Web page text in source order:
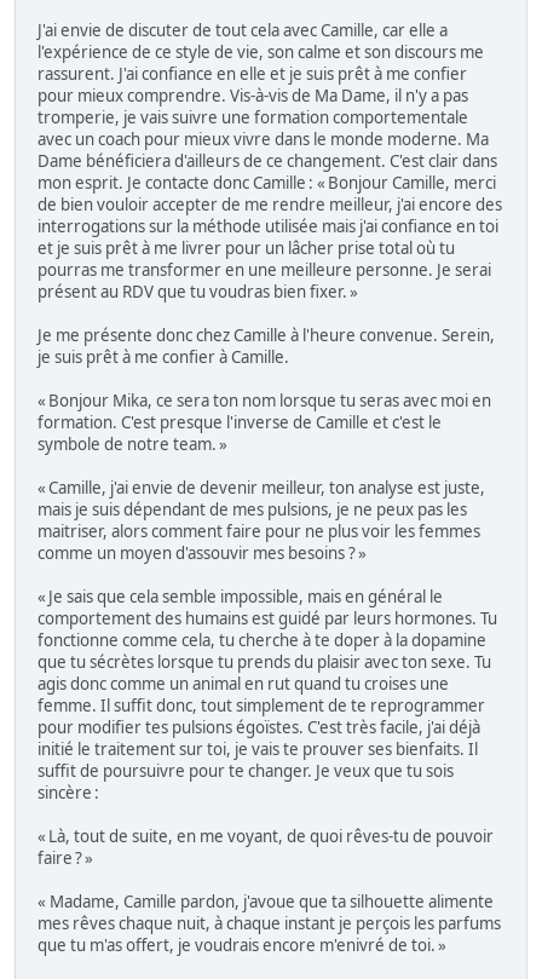
J'ai envie de discuter de tout cela avec Camille, car elle a
l'expérience de ce style de vie, son calme et son discours me
rassurent. J'ai confiance en elle et je suis prêt à me confier
pour mieux comprendre. Vis-à-vis de Ma Dame, il n'y a pas
tromperie, je vais suivre une formation comportementale
avec un coach pour mieux vivre dans le monde moderne. Ma
Dame bénéficiera d'ailleurs de ce changement. C'est clair dans
mon esprit. Je contacte donc Camille : « Bonjour Camille, merci
de bien vouloir accepter de me rendre meilleur, j'ai encore des
interrogations sur la méthode utilisée mais j'ai confiance en toi
et je suis prêt à me livrer pour un lâcher prise total où tu
pourras me transformer en une meilleure personne. Je serai
présent au RDV que tu voudras bien fixer. »
Je me présente donc chez Camille à l'heure convenue. Serein,
je suis prêt à me confier à Camille.
« Bonjour Mika, ce sera ton nom lorsque tu seras avec moi en
formation. C'est presque l'inverse de Camille et c'est le
symbole de notre team. »
« Camille, j'ai envie de devenir meilleur, ton analyse est juste,
mais je suis dépendant de mes pulsions, je ne peux pas les
maitriser, alors comment faire pour ne plus voir les femmes
comme un moyen d'assouvir mes besoins ? »
« Je sais que cela semble impossible, mais en général le
comportement des humains est guidé par leurs hormones. Tu
fonctionne comme cela, tu cherche à te doper à la dopamine
que tu sécrètes lorsque tu prends du plaisir avec ton sexe. Tu
agis donc comme un animal en rut quand tu croises une
femme. Il suffit donc, tout simplement de te reprogrammer
pour modifier tes pulsions égoïstes. C'est très facile, j'ai déjà
initié le traitement sur toi, je vais te prouver ses bienfaits. Il
suffit de poursuivre pour te changer. Je veux que tu sois
sincère :
« Là, tout de suite, en me voyant, de quoi rêves-tu de pouvoir
faire ? »
« Madame, Camille pardon, j'avoue que ta silhouette alimente
mes rêves chaque nuit, à chaque instant je perçois les parfums
que tu m'as offert, je voudrais encore m'enivré de toi. »